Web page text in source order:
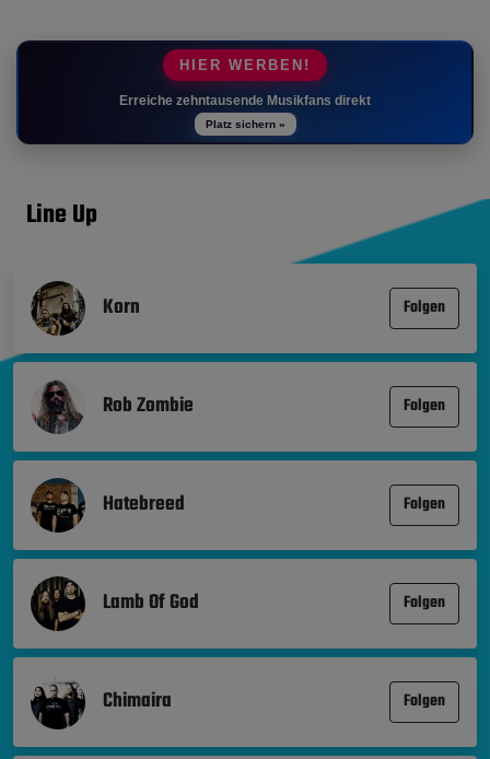
HIER WERBEN!
Erreiche zehntausende Musikfans direkt
Platz sichern »
Line Up
Korn Folgen
Rob Zombie Folgen
Hatebreed Folgen
Lamb Of God Folgen
Chimaira Folgen